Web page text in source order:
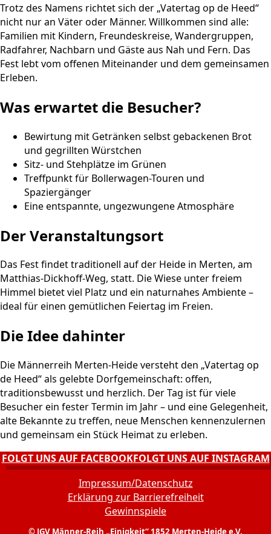
Trotz des Namens richtet sich der „Vatertag op de Heed“
nicht nur an Väter oder Männer. Willkommen sind alle:
Familien mit Kindern, Freundeskreise, Wandergruppen,
Radfahrer, Nachbarn und Gäste aus Nah und Fern. Das
Fest lebt vom offenen Miteinander und dem gemeinsamen
Erleben.
Was erwartet die Besucher?
Bewirtung mit Getränken selbst gebackenen Brot
und gegrillten Würstchen
Sitz- und Stehplätze im Grünen
Treffpunkt für Bollerwagen-Touren und
Spaziergänger
Eine entspannte, ungezwungene Atmosphäre
Der Veranstaltungsort
Das Fest findet traditionell auf der Heide in Merten, am
Matthias-Dickhoff-Weg, statt. Die Wiese unter freiem
Himmel bietet viel Platz und ein naturnahes Ambiente –
ideal für einen gemütlichen Feiertag im Freien.
Die Idee dahinter
Die Männerreih Merten-Heide versteht den „Vatertag op
de Heed“ als gelebte Dorfgemeinschaft: offen,
traditionsbewusst und herzlich. Der Tag ist für viele
Besucher ein fester Termin im Jahr – und eine Gelegenheit,
alte Bekannte zu treffen, neue Menschen kennenzulernen
und gemeinsam ein Stück Heimat zu erleben.
FOLGT UNS AUF FACEBOOKFOLGT UNS AUF INSTAGRAM
Impressum/Datenschutz
Erklärung zur Barrierefreiheit
Gewinnspiele
© JGV Männer-Reih „Einigkeit“ 1852 Merten-Heide e.V.